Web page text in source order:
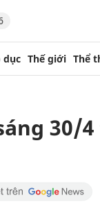
dục Thế giới Thể
30/